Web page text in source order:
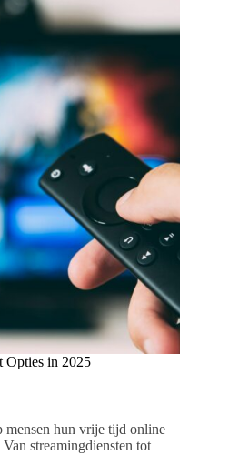
Opties in 2025
hun vrije tijd online
streamingdiensten tot